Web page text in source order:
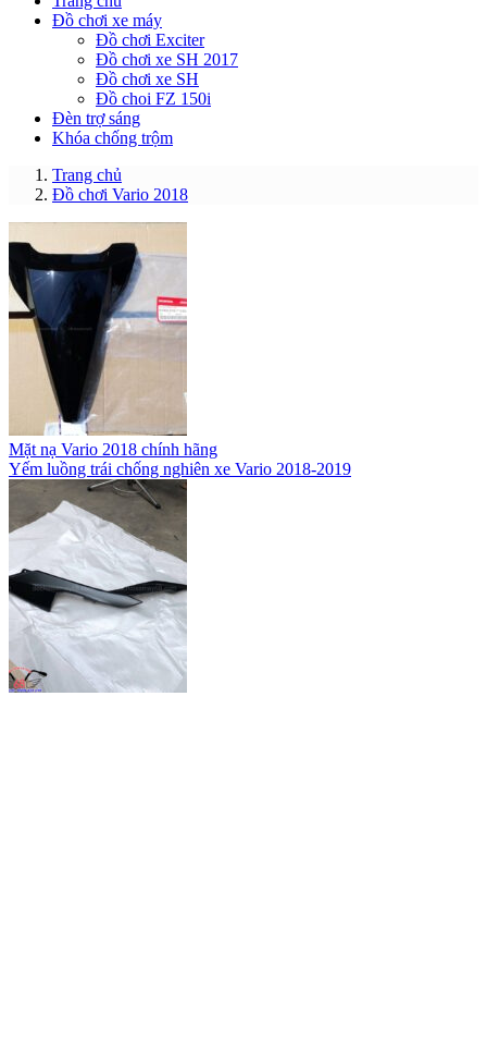
Đồ chơi xe máy
Đồ chơi Exciter
Đồ chơi xe SH 2017
Đồ chơi xe SH
Đồ choi FZ 150i
Đèn trợ sáng
Khóa chống trộm
Trang chủ
Đồ chơi Vario 2018
Mặt nạ Vario 2018 chính hãng
Yếm luồng trái chống nghiên xe Vario 2018-2019